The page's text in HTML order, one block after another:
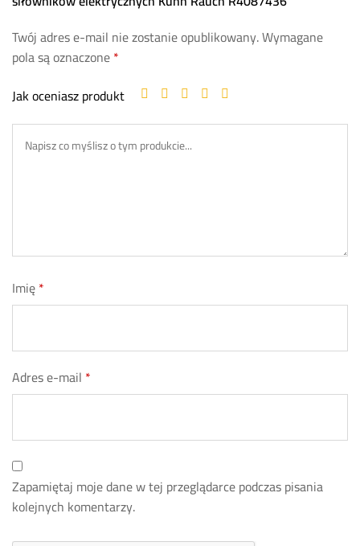
Twój adres e-mail nie zostanie opublikowany.Wymagane
pola są oznaczone*
Jak oceniasz produkt
Imię*
Adres e-mail *
Zapamiętaj moje dane w tej przeglądarce podczas pisania
kolejnych komentarzy.